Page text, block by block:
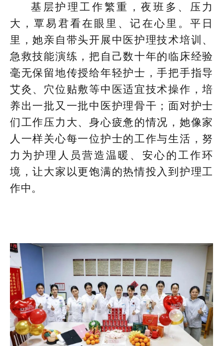
基层护理工作繁重，夜班多、压力
大，覃易君看在眼里、记在心里。平日
里，她亲自带头开展中医护理技术培训、
急救技能演练，把自己数十年的临床经验
毫无保留地传授给年轻护士，手把手指导
艾灸、穴位贴敷等中医适宜技术操作，培
养出一批又一批中医护理骨干；面对护士
们工作压力大、身心疲惫的情况，她像家
人一样关心每一位护士的工作与生活，努
力为护理人员营造温暖、安心的工作环
境，让大家以更饱满的热情投入到护理工
作中。